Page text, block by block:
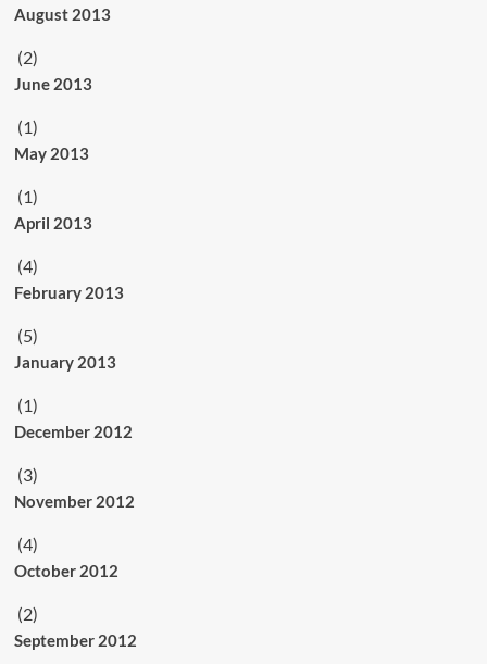
August 2013
(2)
June 2013
(1)
May 2013
(1)
April 2013
(4)
February 2013
(5)
January 2013
(1)
December 2012
(3)
November 2012
(4)
October 2012
(2)
September 2012